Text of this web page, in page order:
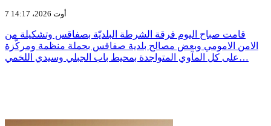
7 أوت 2026، 14:17
قامت صباح اليوم فرقة الشرطة البلديّة بصفاقس وتشكيلة من
الامن الامومي وبعض مصالح بلدية صفاقس بحملة منظمة ومركّزة
على كل المآوي المتواجدة بمحيط باب الجبلي وسيدي اللخمي…